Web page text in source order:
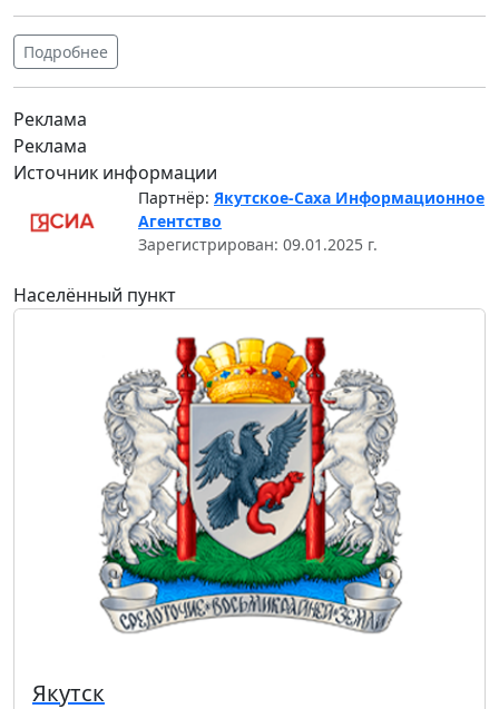
Подробнее
Реклама
Реклама
Источник информации
Партнёр: Якутское-Саха Информационное
Агентство
Зарегистрирован: 09.01.2025 г.
Населённый пункт
Якутск